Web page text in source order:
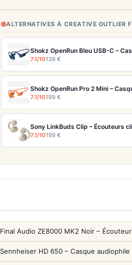
ALTERNATIVES À CREATIVE OUTLIER
Shokz OpenRun Bleu USB-C –
7.1/10139 €
7.1/10199 €
Sony LinkBuds Clip – Écouteurs
7.1/10199 €
Final Audio ZE8000 MK2 Noir –
Sennheiser HD 650 – Casque